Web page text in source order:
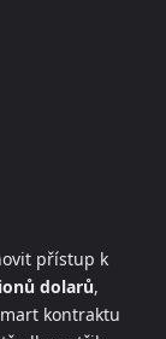
přístup k
dolarů,
kontraktu